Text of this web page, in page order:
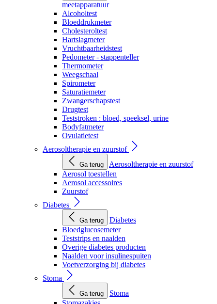
meetapparatuur
Alcoholtest
Bloeddrukmeter
Cholesteroltest
Hartslagmeter
Vruchtbaarheidstest
Pedometer - stappenteller
Thermometer
Weegschaal
Spirometer
Saturatiemeter
Zwangerschapstest
Drugtest
Teststroken : bloed, speeksel, urine
Bodyfatmeter
Ovulatietest
Aerosoltherapie en zuurstof
Ga terug
Aerosoltherapie en zuurstof
Aerosol toestellen
Aerosol accessoires
Zuurstof
Diabetes
Ga terug
Diabetes
Bloedglucosemeter
Teststrips en naalden
Overige diabetes producten
Naalden voor insulinespuiten
Voetverzorging bij diabetes
Stoma
Ga terug
Stoma